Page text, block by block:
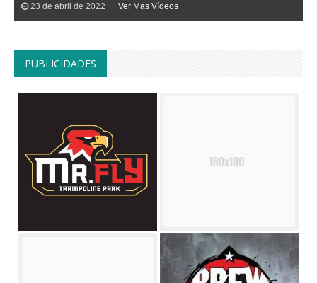
23 de abril de 2022 | Ver Mas Vídeos
PUBLICIDADES